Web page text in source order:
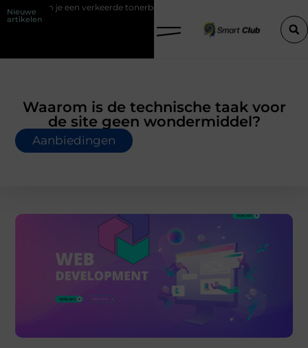
Nieuwe
artikelen
tonerbestelling bij HP printers
Waarom is de technische taak voor
de site geen wondermiddel?
Aanbiedingen